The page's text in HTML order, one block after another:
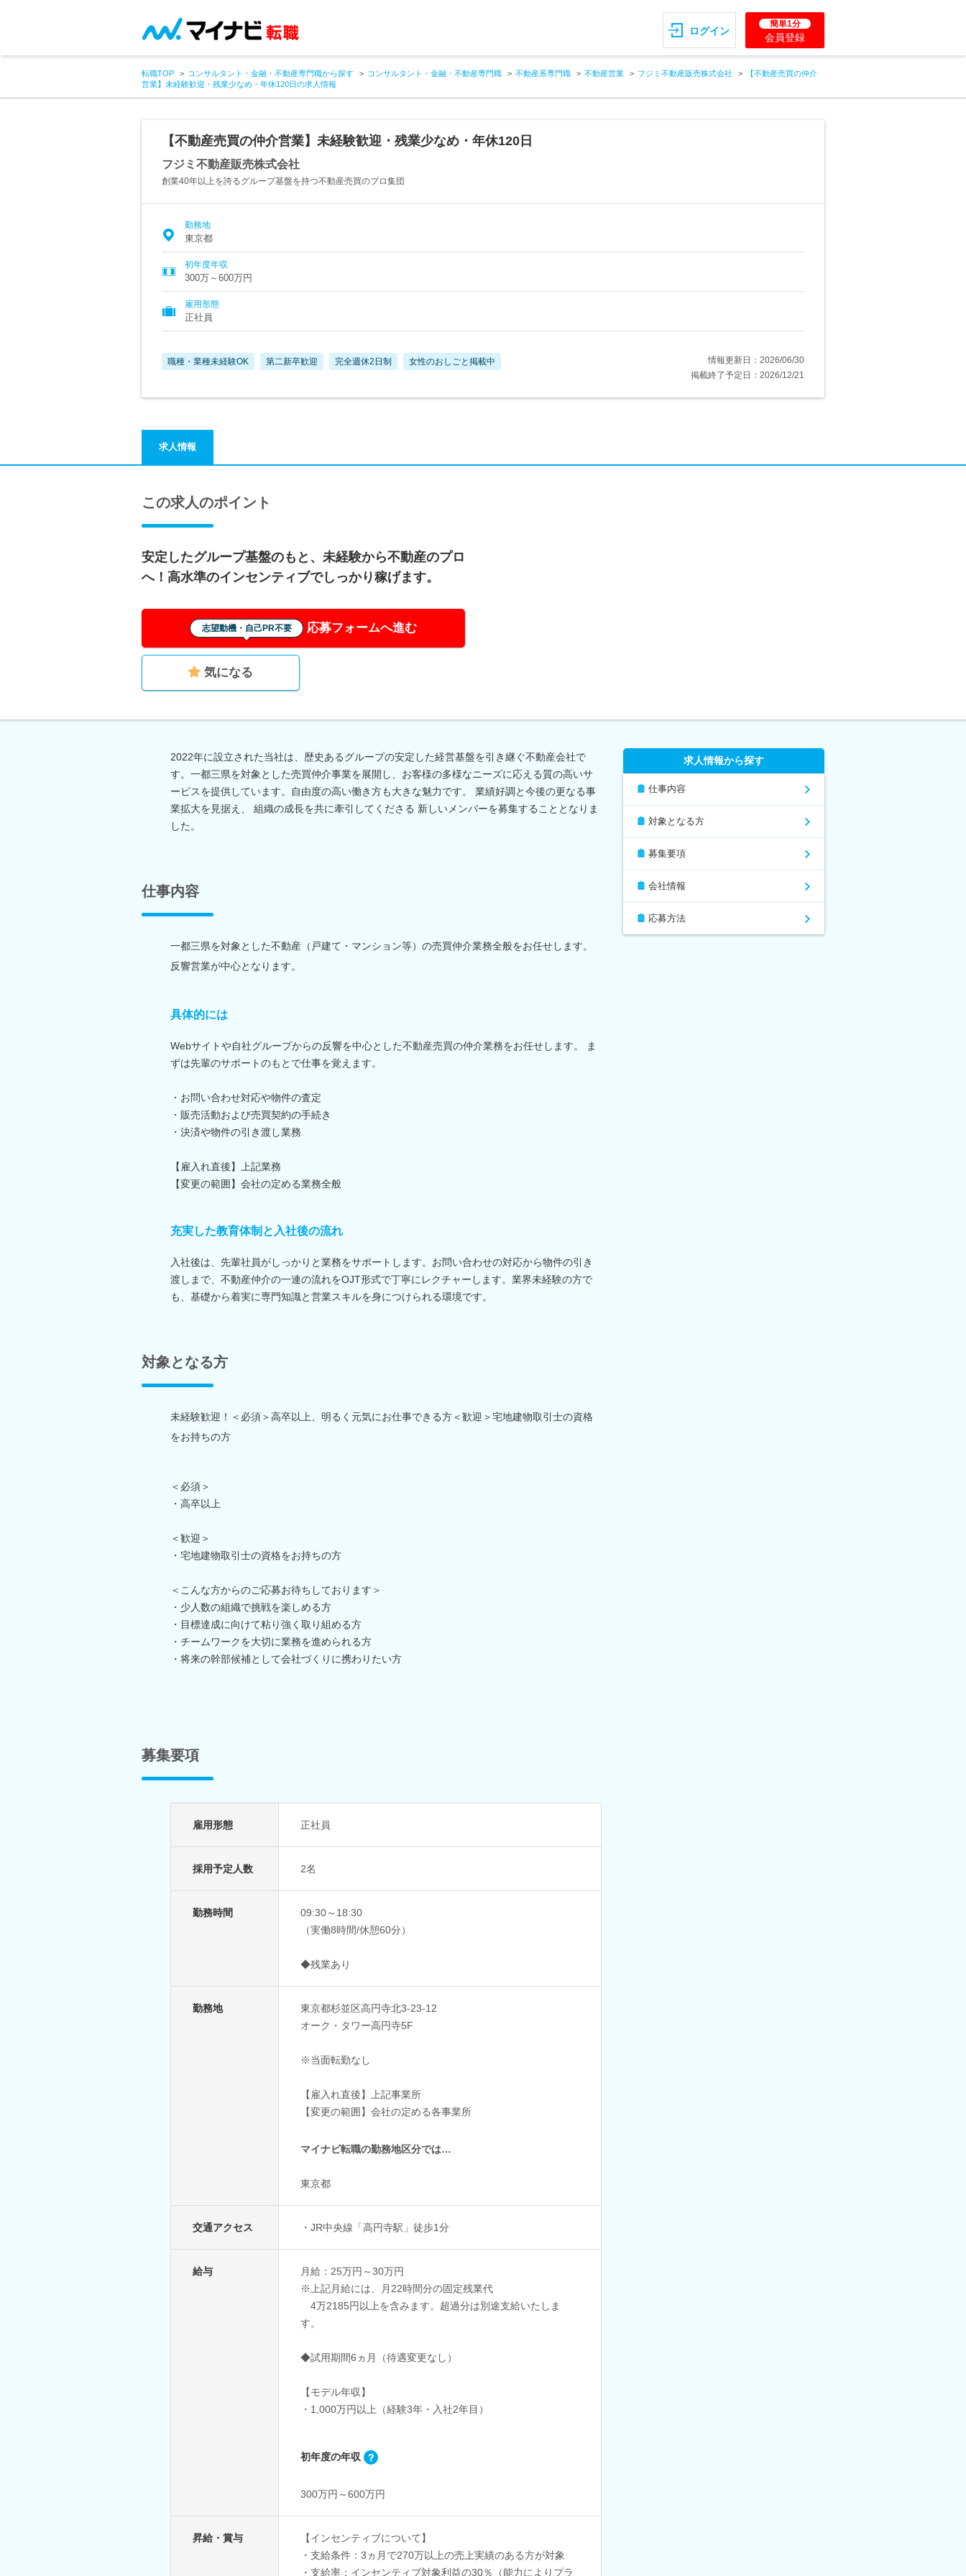
ログイン
簡単1分
会員登録
転職TOP コンサルタント・金融・不動産専門職から探す コンサルタント・金融・不動産専門職 不動産系専門職 不動産営業 フジミ不動産販売株式会社
【不動産売買の仲介
営業】未経験歓迎・残業少なめ・年休120日の求人情報
【不動産売買の仲介営業】未経験歓迎・残業少なめ・年休120日
フジミ不動産販売株式会社
創業40年以上を誇るグループ基盤を持つ不動産売買のプロ集団
勤務地
東京都
初年度年収
300万～600万円
雇用形態
正社員
職種・業種未経験OK 第二新卒歓迎 完全週休2日制 女性のおしごと掲載中
情報更新日：2026/06/30
掲載終了予定日：2026/12/21
求人情報
この求人のポイント
安定したグループ基盤のもと、未経験から不動産のプロ
へ！高水準のインセンティブでしっかり稼げます。
志望動機・自己PR不要 応募フォームへ進む
気になる
2022年に設立された当社は、歴史あるグループの安定した経営基盤を引き継ぐ不動産会社で
す。一都三県を対象とした売買仲介事業を展開し、お客様の多様なニーズに応える質の高いサ
ービスを提供しています。自由度の高い働き方も大きな魅力です。 業績好調と今後の更なる事
業拡大を見据え、 組織の成長を共に牽引してくださる 新しいメンバーを募集することとなりま
した。
仕事内容
一都三県を対象とした不動産（戸建て・マンション等）の売買仲介業務全般をお任せします。
反響営業が中心となります。
具体的には
Webサイトや自社グループからの反響を中心とした不動産売買の仲介業務をお任せします。 ま
ずは先輩のサポートのもとで仕事を覚えます。
・お問い合わせ対応や物件の査定
・販売活動および売買契約の手続き
・決済や物件の引き渡し業務
【雇入れ直後】上記業務
【変更の範囲】会社の定める業務全般
充実した教育体制と入社後の流れ
入社後は、先輩社員がしっかりと業務をサポートします。お問い合わせの対応から物件の引き
渡しまで、不動産仲介の一連の流れをOJT形式で丁寧にレクチャーします。業界未経験の方で
も、基礎から着実に専門知識と営業スキルを身につけられる環境です。
対象となる方
未経験歓迎！＜必須＞高卒以上、明るく元気にお仕事できる方＜歓迎＞宅地建物取引士の資格
をお持ちの方
＜必須＞
・高卒以上
＜歓迎＞
・宅地建物取引士の資格をお持ちの方
＜こんな方からのご応募お待ちしております＞
・少人数の組織で挑戦を楽しめる方
・目標達成に向けて粘り強く取り組める方
・チームワークを大切に業務を進められる方
・将来の幹部候補として会社づくりに携わりたい方
募集要項
雇用形態 正社員
採用予定人数 2名
勤務時間
09:30～18:30
（実働8時間/休憩60分）
◆残業あり
勤務地
東京都杉並区高円寺北3-23-12
オーク・タワー高円寺5F
※当面転勤なし
【雇入れ直後】上記事業所
【変更の範囲】会社の定める各事業所
マイナビ転職の勤務地区分では…
東京都
交通アクセス ・JR中央線「高円寺駅」徒歩1分
給与
月給：25万円～30万円
※上記月給には、月22時間分の固定残業代
4万2185円以上を含みます。超過分は別途支給いたしま
す。
◆試用期間6ヵ月（待遇変更なし）
【モデル年収】
・1,000万円以上（経験3年・入社2年目）
初年度の年収
300万円～600万円
昇給・賞与
【インセンティブについて】
・支給条件：3ヵ月で270万以上の売上実績のある方が対象
・支給率：インセンティブ対象利益の30％（能力によりプラ
求人情報から探す
仕事内容
対象となる方
募集要項
会社情報
応募方法